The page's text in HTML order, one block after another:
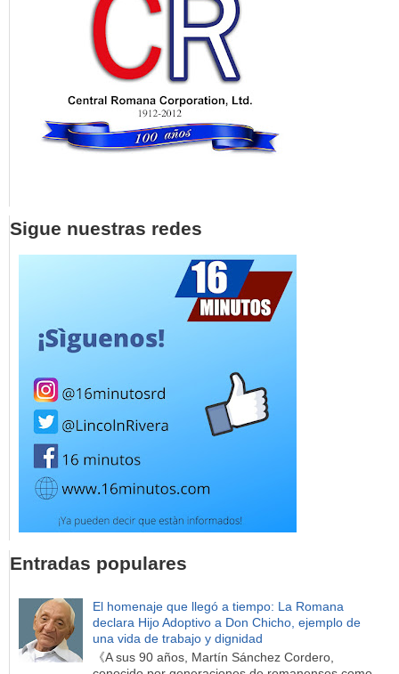
Sigue nuestras redes
Entradas populares
El homenaje que llegó a tiempo: La Romana
declara Hijo Adoptivo a Don Chicho, ejemplo de
una vida de trabajo y dignidad
《A sus 90 años, Martín Sánchez Cordero,